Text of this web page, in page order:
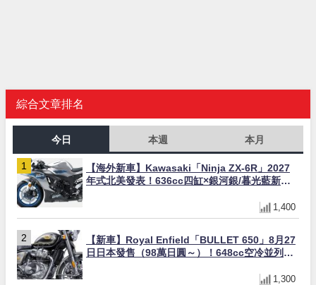
綜合文章排名
今日 本週 本月
【海外新車】Kawasaki「Ninja ZX-6R」2027
年式北美發表！636cc四缸×銀河銀/暮光藍新色
1,400
【新車】Royal Enfield「BULLET 650」8月27
日日本發售（98萬日圓～）！648cc空冷並列雙
1,300